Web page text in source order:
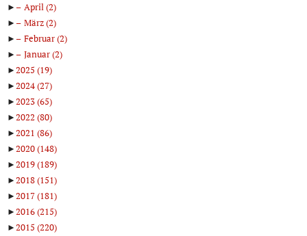
►
April(2)
►
März(2)
►
Februar(2)
►
Januar(2)
►2025 (19)
►2024(27)
►2023(65)
►2022 (80)
►2021 (86)
►2020(148)
►2019(189)
►2018(151)
►2017(181)
►2016(215)
►2015 (220)